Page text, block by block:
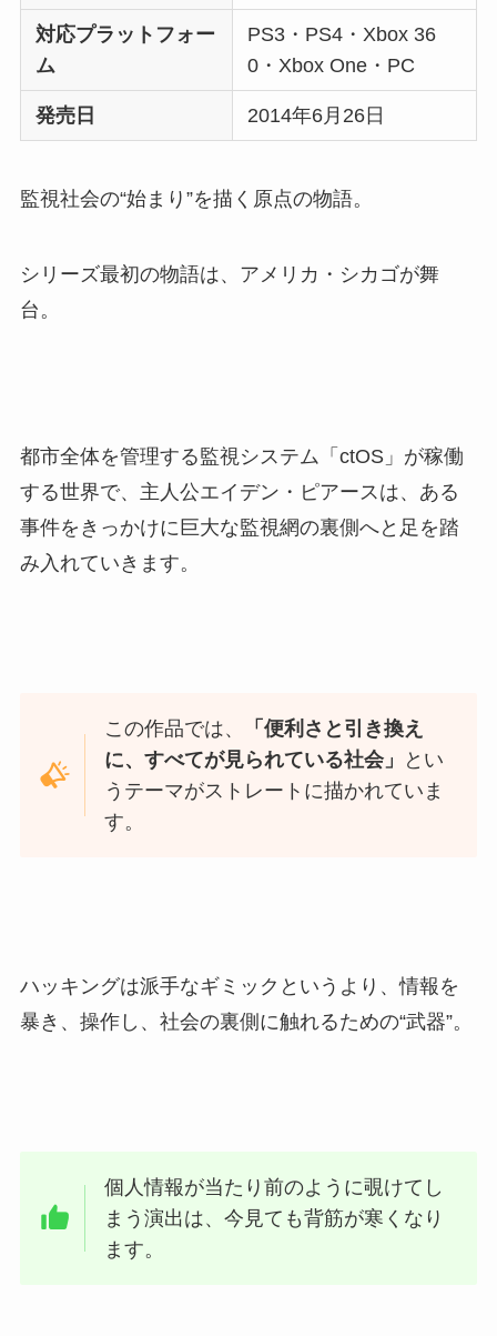
対応プラットフォー
ム
PS3・PS4・Xbox 36
0・Xbox One・PC
発売日 2014年6月26日
監視社会の“始まり”を描く原点の物語。
シリーズ最初の物語は、アメリカ・シカゴが舞
台。
都市全体を管理する監視システム「ctOS」が稼働
する世界で、主人公エイデン・ピアースは、ある
事件をきっかけに巨大な監視網の裏側へと足を踏
み入れていきます。
この作品では、
「便利さと引き換え
に、すべてが見られている社会」
とい
うテーマがストレートに描かれていま
す。
ハッキングは派手なギミックというより、情報を
暴き、操作し、社会の裏側に触れるための“武器”。
個人情報が当たり前のように覗けてし
まう演出は、今見ても背筋が寒くなり
ます。